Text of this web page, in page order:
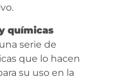
químicas
serie de
que lo hacen
su uso en la